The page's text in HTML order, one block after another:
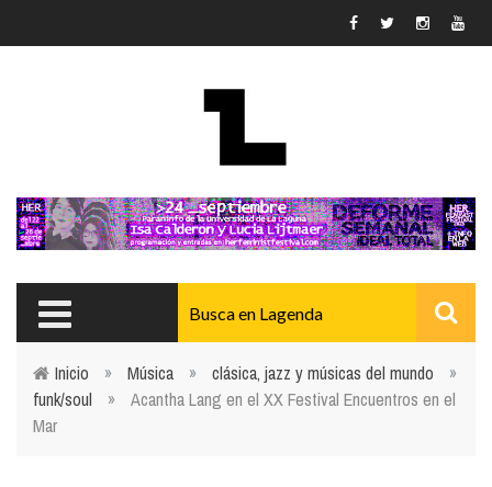
Usted está aquí
Inicio » Música » clásica, jazz y músicas del mundo
»
funk/soul
»
Acantha Lang en el XX Festival Encuentros en el
Mar